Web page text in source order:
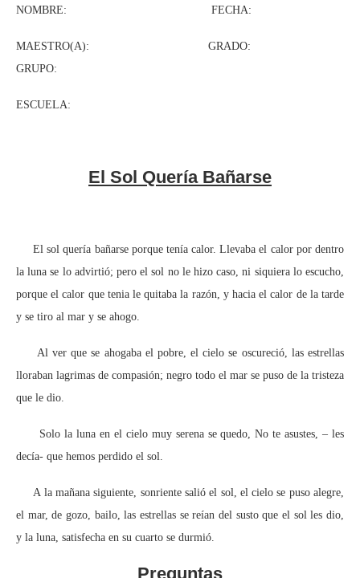
NOMBRE: FECHA:
MAESTRO(A): GRADO:
GRUPO:
ESCUELA:
El Sol Quería Bañarse
El sol quería bañarse porque tenía calor. Llevaba el calor por dentro
la luna se lo advirtió; pero el sol no le hizo caso, ni siquiera lo escucho,
porque el calor que tenia le quitaba la razón, y hacia el calor de la tarde
y se tiro al mar y se ahogo.
Al ver que se ahogaba el pobre, el cielo se oscureció, las estrellas
lloraban lagrimas de compasión; negro todo el mar se puso de la tristeza
que le dio.
Solo la luna en el cielo muy serena se quedo, No te asustes, – les
decía- que hemos perdido el sol.
A la mañana siguiente, sonriente salió el sol, el cielo se puso alegre,
el mar, de gozo, bailo, las estrellas se reían del susto que el sol les dio,
y la luna, satisfecha en su cuarto se durmió.
Preguntas